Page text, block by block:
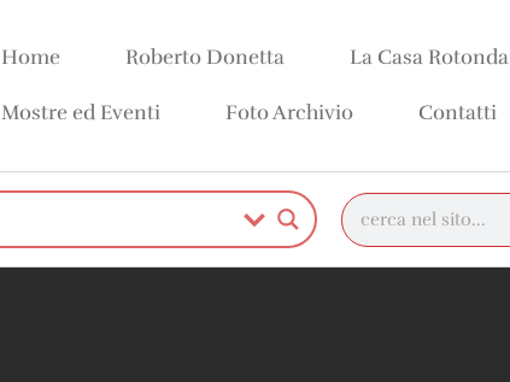
Home Roberto Donetta La Casa Rotonda
Mostre ed Eventi Foto Archivio Contatti